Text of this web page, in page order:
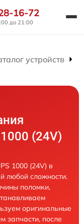
16-72
до 21:00
устройств
(24V)
1000 (24V) в
любой сложности.
поломки,
оригинальные
запчасти, после